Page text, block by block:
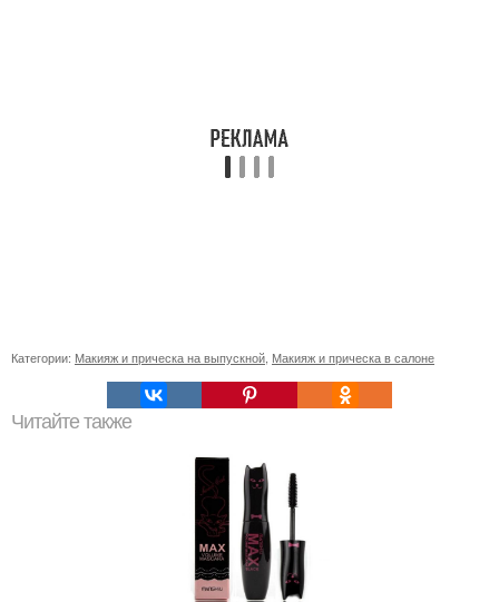
Категории: Макияж и прическа на выпускной, Макияж и прическа в салоне
Читайте также